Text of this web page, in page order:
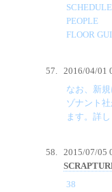
SCHEDULE
PEOPLE
FLOOR
2016/04/01
なお、新
ゾナント
ます。詳
2015/07/05
38